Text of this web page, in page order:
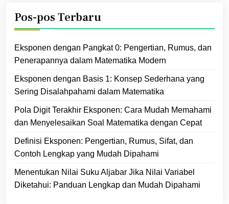
Pos-pos Terbaru
Eksponen dengan Pangkat 0: Pengertian, Rumus, dan
Penerapannya dalam Matematika Modern
Eksponen dengan Basis 1: Konsep Sederhana yang
Sering Disalahpahami dalam Matematika
Pola Digit Terakhir Eksponen: Cara Mudah Memahami
dan Menyelesaikan Soal Matematika dengan Cepat
Definisi Eksponen: Pengertian, Rumus, Sifat, dan
Contoh Lengkap yang Mudah Dipahami
Menentukan Nilai Suku Aljabar Jika Nilai Variabel
Diketahui: Panduan Lengkap dan Mudah Dipahami